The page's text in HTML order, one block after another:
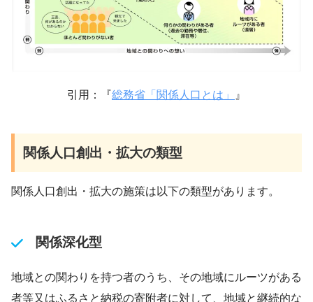
引用：『総務省「関係人口とは」 』
関係人口創出・拡大の類型
関係人口創出・拡大の施策は以下の類型があります。
関係深化型
地域との関わりを持つ者のうち、その地域にルーツがある
者等又はふるさと納税の寄附者に対して、地域と継続的な